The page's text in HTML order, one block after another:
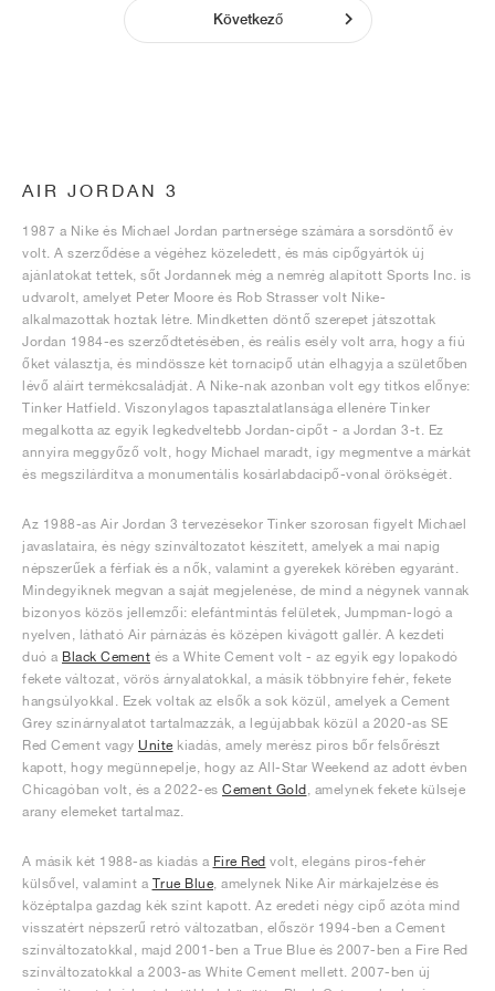
Következő
AIR JORDAN 3
1987 a Nike és Michael Jordan partnersége számára a sorsdöntő év
volt. A szerződése a végéhez közeledett, és más cipőgyártók új
ajánlatokat tettek, sőt Jordannek még a nemrég alapított Sports Inc. is
udvarolt, amelyet Peter Moore és Rob Strasser volt Nike-
alkalmazottak hoztak létre. Mindketten döntő szerepet játszottak
Jordan 1984-es szerződtetésében, és reális esély volt arra, hogy a fiú
őket választja, és mindössze két tornacipő után elhagyja a születőben
lévő aláírt termékcsaládját. A Nike-nak azonban volt egy titkos előnye:
Tinker Hatfield. Viszonylagos tapasztalatlansága ellenére Tinker
megalkotta az egyik legkedveltebb Jordan-cipőt - a Jordan 3-t. Ez
annyira meggyőző volt, hogy Michael maradt, így megmentve a márkát
és megszilárdítva a monumentális kosárlabdacipő-vonal örökségét.
Az 1988-as Air Jordan 3 tervezésekor Tinker szorosan figyelt Michael
javaslataira, és négy színváltozatot készített, amelyek a mai napig
népszerűek a férfiak és a nők, valamint a gyerekek körében egyaránt.
Mindegyiknek megvan a saját megjelenése, de mind a négynek vannak
bizonyos közös jellemzői: elefántmintás felületek, Jumpman-logó a
nyelven, látható Air párnázás és középen kivágott gallér. A kezdeti
duó a Black Cement és a White Cement volt - az egyik egy lopakodó
fekete változat, vörös árnyalatokkal, a másik többnyire fehér, fekete
hangsúlyokkal. Ezek voltak az elsők a sok közül, amelyek a Cement
Grey színárnyalatot tartalmazzák, a legújabbak közül a 2020-as SE
Red Cement vagy Unite kiadás, amely merész piros bőr felsőrészt
kapott, hogy megünnepelje, hogy az All-Star Weekend az adott évben
Chicagóban volt, és a 2022-es Cement Gold , amelynek fekete külseje
arany elemeket tartalmaz.
A másik két 1988-as kiadás a Fire Red volt, elegáns piros-fehér
külsővel, valamint a True Blue , amelynek Nike Air márkajelzése és
középtalpa gazdag kék színt kapott. Az eredeti négy cipő azóta mind
visszatért népszerű retró változatban, először 1994-ben a Cement
színváltozatokkal, majd 2001-ben a True Blue és 2007-ben a Fire Red
színváltozatokkal a 2003-as White Cement mellett. 2007-ben új